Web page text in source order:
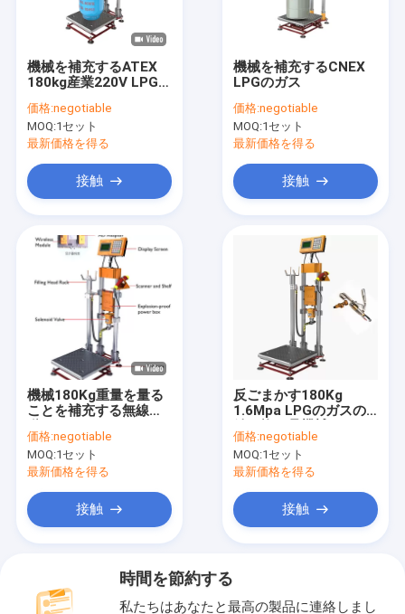
機械を補充するATEX
180kg産業220V LPGの
価格:negotiable
MOQ:1セット
最新価格を得る
接触
機械を補充するCNEX
LPGのガス
価格:negotiable
MOQ:1セット
最新価格を得る
接触
機械180Kg重量を量る
ことを補充する無線移
価格:negotiable
MOQ:1セット
最新価格を得る
接触
反ごまかす180Kg
1.6Mpa LPGのガスの
価格:negotiable
MOQ:1セット
最新価格を得る
接触
時間を節約する
私たちはあなたと最高の製品に連絡しまし